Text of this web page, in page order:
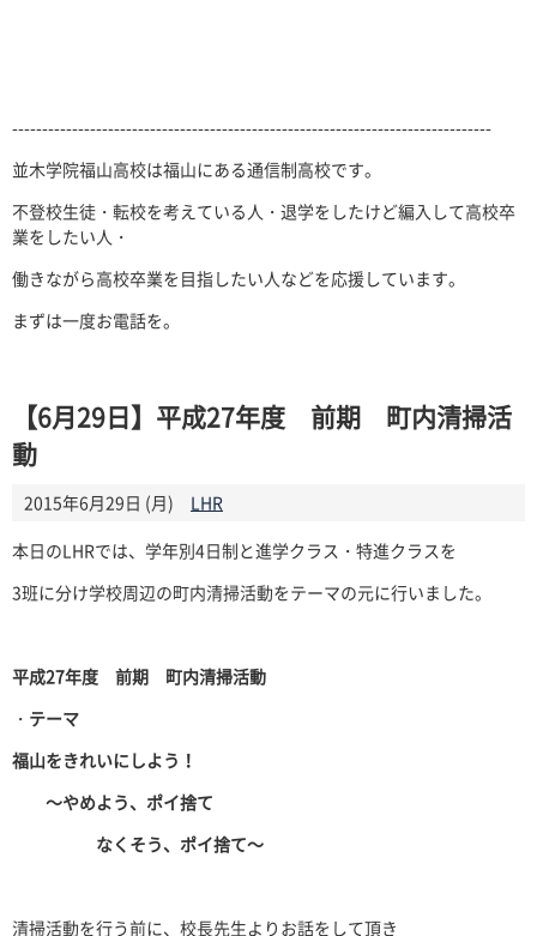
--------------------------------------------------------------------------------
並木学院福山高校は福山にある通信制高校です。
不登校生徒・転校を考えている人・退学をしたけど編入して高校卒
業をしたい人・
働きながら高校卒業を目指したい人などを応援しています。
まずは一度お電話を。
【6月29日】平成27年度 前期 町内清掃活
動
2015年6月29日 (月)
LHR
本日のLHRでは、学年別4日制と進学クラス・特進クラスを
3班に分け学校周辺の町内清掃活動をテーマの元に行いました。
平成27年度 前期 町内清掃活動
・ テーマ
福山をきれいにしよう！
～やめよう、ポイ捨て
なくそう、ポイ捨て～
清掃活動を行う前に、校長先生よりお話をして頂き